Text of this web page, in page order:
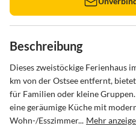
Beschreibung
Dieses zweistöckige Ferienhaus
km von der Ostsee entfernt,
für Familien oder kleine
eine geräumige Küche mit
Wohn-/Esszimmer... Mehr